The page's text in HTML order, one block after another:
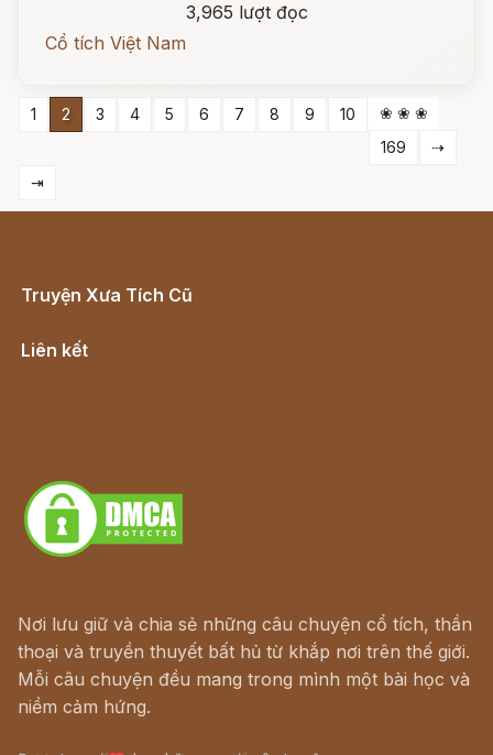
3,965 lượt đọc
Cổ tích Việt Nam
1 2 3 4 5 6 7 8 9 10
❀ ❀ ❀
169
⇢
⇥
Truyện Xưa Tích Cũ
Liên kết
Nơi lưu giữ và chia sẻ những câu chuyện cổ tích, thần
thoại và truyền thuyết bất hủ từ khắp nơi trên thế giới.
Mỗi câu chuyện đều mang trong mình một bài học và
niềm cảm hứng.